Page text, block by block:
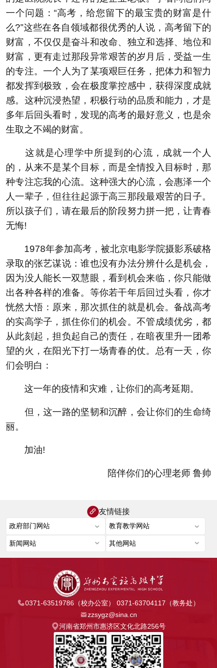
一个问题：“高考，给您留下的最宝贵的财富是什
么?”这些在各自领域都很优秀的人说，高考留下的
财富，不仅仅是奋斗和改命、独立和选择、地位和
财富，更有走过那段异常艰苦的岁月后，受益一生
的专注。一个人为了某项艰巨任务，把体力和智力
都发挥到极致，会在极度掌控感中，获得深度成就
感。这种沉浸热望，积极行动的品质和能力，才是
多年后回头看时，发现的高考的最好意义，也是余
生取之不竭的财富。
这就是心理学中所提到的心流，成就一个人
的，从来不是某个目标，而是全情投入目标时，那
种专注忘我的心流。这种强大的心流，会惠泽一个
人一辈子，但往往起源于高三那段最艰苦的日子。
所以孩子们，请在最后的阶段努力拼一把，让青春
无悔!
1978年参加高考，被北京电影学院摄影系破格
录取的张艺谋说：谁也没有办法分辨什么是机会，
因为没人能长一双慧眼，看到机会来临，你只能做
出各种各样的准备。等你若干年后回过头看，你才
恍然大悟：原来，那次抓住的就是机会。备战高考
的实高学子，抓住你们的机会。不管成绩优劣，都
从此刻起，担负起自己的责任，在暗夜里升一团希
望的火，在阳光下打一场青春的仗。总有一天，你
们会明白：
这一年的疫情和灾难，让你们的高考延期。
但，这一路的坚韧和沉醉，会让你们的生命绮
丽。
加油!
陪伴你们的心理老师 鲁帅
友情链接
0371-63519786（校办公室） 0371-63704117（教务处）
zzsygz@sina.cn
河南省郑州市惠济区文化北路256号